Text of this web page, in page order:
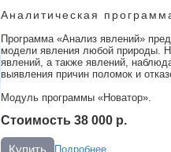
Аналитическая
Программа «Анализ явлений»
модели явления любой природы.
явлений, а также явлений,
выявления причин поломок и
Модуль программы «Новатор».
Стоимость 38 000 р.
Купить Подробнее